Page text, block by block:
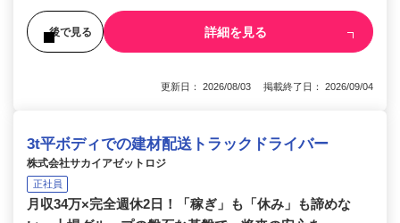
後で見る 詳細を見る
更新日： 2026/08/03 掲載終了日： 2026/09/04
3t平ボディでの建材配送トラックドライバー
株式会社サカイアゼットロジ
正社員
月収34万×完全週休2日！「稼ぎ」も「休み」も諦めな